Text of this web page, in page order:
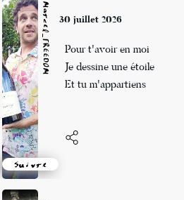
Marcel_FREEDOM
Suivre
30 juillet 2026
Pour t'avoir en moi
Je dessine une étoile
Et tu m'appartiens